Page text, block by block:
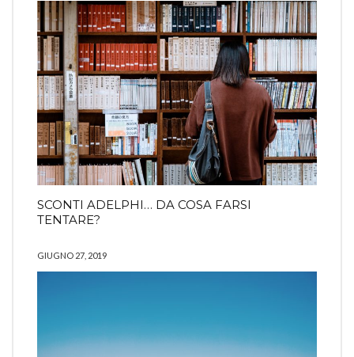
SCONTI ADELPHI… DA COSA FARSI
TENTARE?
GIUGNO 27, 2019